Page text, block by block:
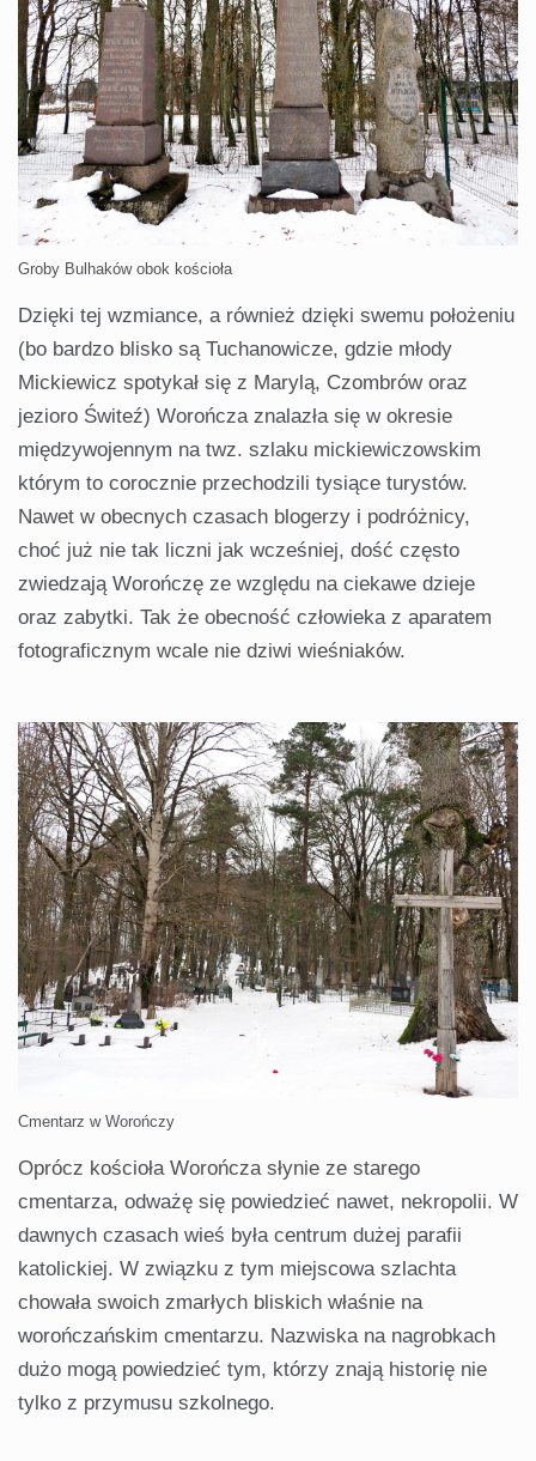
Groby Bulhaków obok kościoła
Dzięki tej wzmiance, a również dzięki swemu położeniu
(bo bardzo blisko są Tuchanowicze, gdzie młody
Mickiewicz spotykał się z Marylą, Czombrów oraz
jezioro Świteź) Worończa znalazła się w okresie
międzywojennym na twz. szlaku mickiewiczowskim
którym to corocznie przechodzili tysiące turystów.
Nawet w obecnych czasach blogerzy i podróżnicy,
choć już nie tak liczni jak wcześniej, dość często
zwiedzają Worończę ze względu na ciekawe dzieje
oraz zabytki. Tak że obecność człowieka z aparatem
fotograficznym wcale nie dziwi wieśniaków.
Cmentarz w Worończy
Oprócz kościoła Worończa słynie ze starego
cmentarza, odważę się powiedzieć nawet, nekropolii. W
dawnych czasach wieś była centrum dużej parafii
katolickiej. W związku z tym miejscowa szlachta
chowała swoich zmarłych bliskich właśnie na
worończańskim cmentarzu. Nazwiska na nagrobkach
dużo mogą powiedzieć tym, którzy znają historię nie
tylko z przymusu szkolnego.